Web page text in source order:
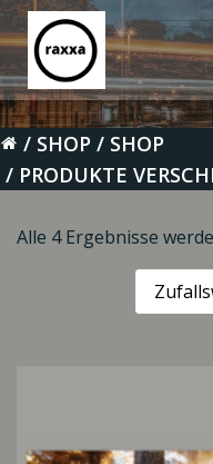
SHOP
SHOP
PRODUKTE
Alle 4 Ergebnisse